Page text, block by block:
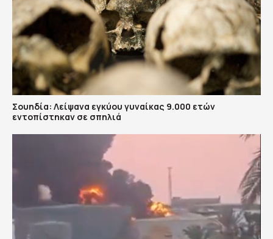
Σουηδία: Λείψανα εγκύου γυναίκας 9.000 ετών
εντοπίστηκαν σε σπηλιά